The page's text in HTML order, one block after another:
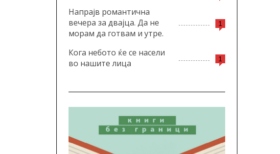
1
Напрајв романтична
вечера за двајца. Да не
морам да готвам и утре.
1
Кога небото ќе се насели
во нашите лица